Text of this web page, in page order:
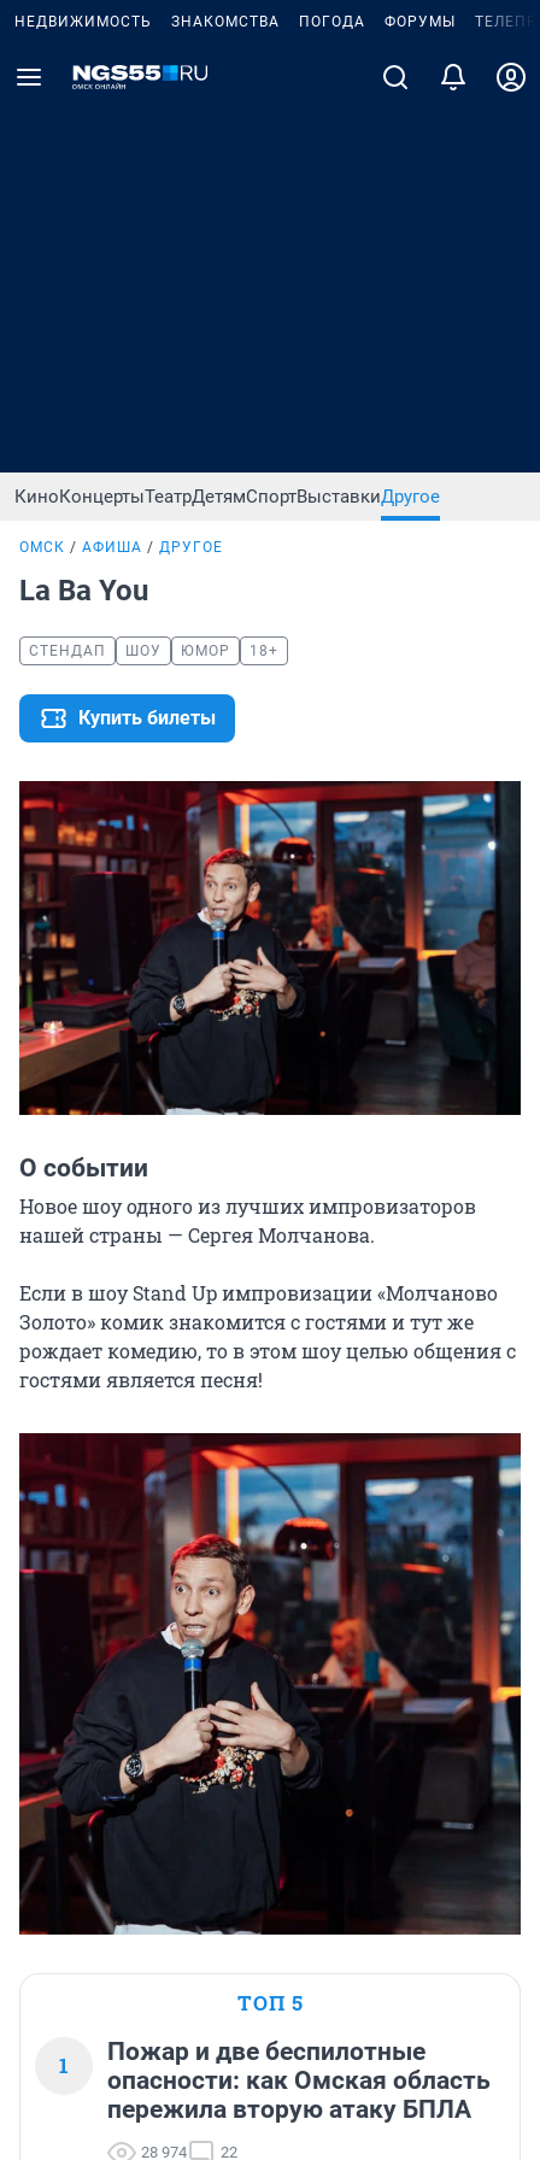
НЕДВИЖИМОСТЬ ЗНАКОМСТВА ПОГОДА ФОРУМЫ
КиноКонцертыТеатрДетямСпортВыставкиДругое
ОМСК АФИША ДРУГОЕ
La Ba You
СТЕНДАП ШОУ ЮМОР 18+
Купить билеты
О событии
Новое шоу одного из лучших импровизаторов
нашей страны — Сергея Молчанова.
Если в шоу Stand Up импровизации «Молчаново
Золото» комик знакомится с гостями и тут же
рождает комедию, то в этом шоу целью общения с
гостями является песня!
ТОП 5
1
Пожар и две беспилотные
опасности: как Омская область
пережила вторую атаку БПЛА
28 974 22